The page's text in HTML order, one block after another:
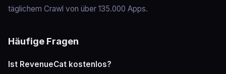
täglichem Crawl von über 135.000 Apps.
Häufige Fragen
Ist RevenueCat kostenlos?